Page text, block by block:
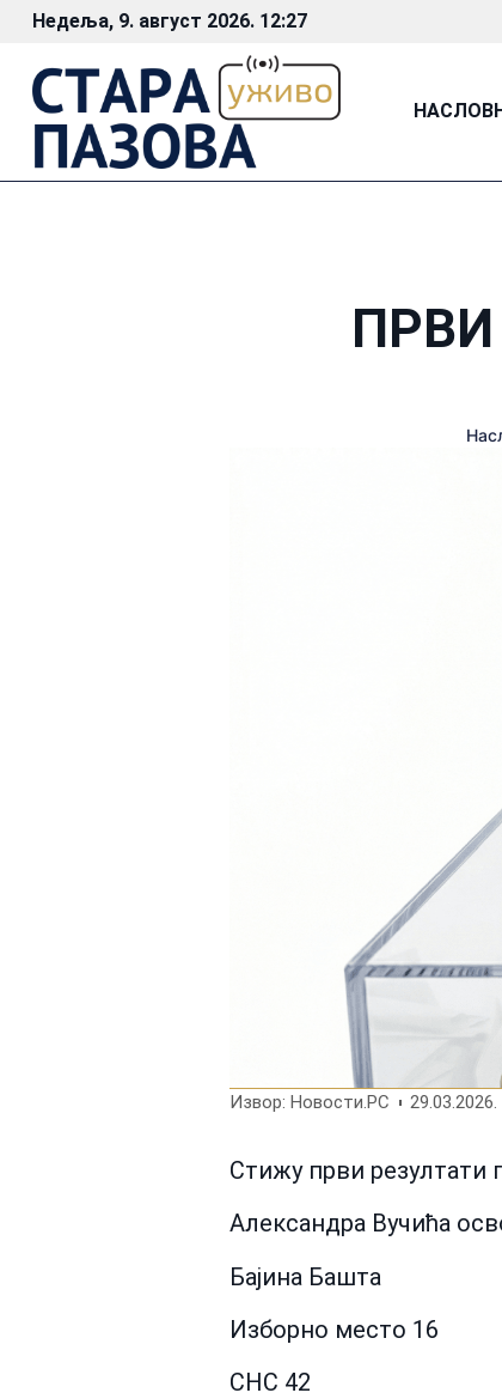
Недеља, 9. август 2026. 12:27
Извор: Новости.РС 29.03.2026.
Стижу први резултати
Александра Вучића
Бајина Башта
Изборно место 16
СНС 42